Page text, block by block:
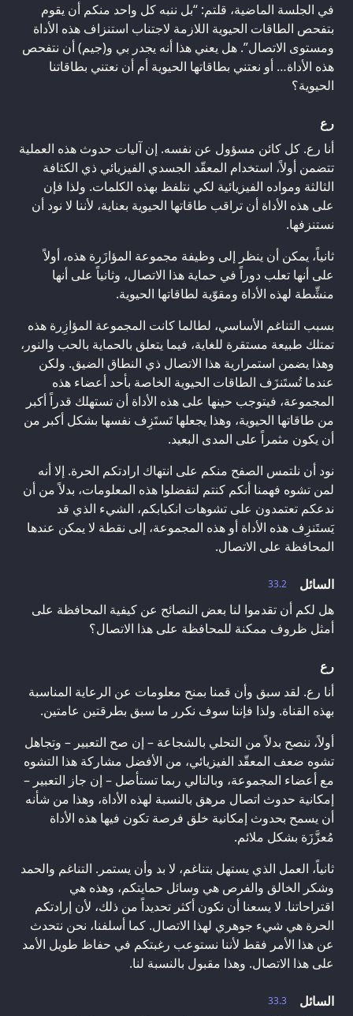
في الجلسة الماضية، قلتم: “بل ننبه كل واحد منكم أن يقوم
بتفحص الطاقات الحيوية اللازمة لاجتناب استنزاف هذه الأداة
ومستوى الاتصال”. هل يعني هذا أنه يجدر بي و(جيم) أن نتفحص
هذه الأداة… أو نعتني بطاقاتها الحيوية أم أن نعتني بطاقاتنا
الحيوية؟
رع
أنا رع. كل كائن مسؤول عن نفسه. إن آليات حدوث هذه العملية
تتضمن أولاً، استخدام المعقّد الجسدي الفيزيائي ذي الكثافة
الثالثة ومواده الفيزيائية لكي نتلفظ بهذه الكلمات. ولذا فإن
على هذه الأداة أن تراقب طاقاتها الحيوية بعناية، لأننا لا نود أن
نستنزفها.
ثانياً، يمكن أن ينظر إلى وظيفة مجموعة المؤازَرة هذه، أولاً
على أنها تعلب دوراً في حماية هذا الاتصال، وثانياً على أنها
منشِّطة لهذه الأداة ومقوّية لطاقاتها الحيوية.
بسبب التناغم الأساسي، لطالما كانت المجموعة المؤازِرة هذه
تمتلك طبيعة مستقرة للغاية، فيما يتعلق بالحماية بالحب والنور،
وهذا يضمن استمرارية هذا الاتصال ذي النطاق الضيق. ولكن
عندما تُستَنزَف الطاقات الحيوية الخاصة بأحد أعضاء هذه
المجموعة، فيتوجب حينها على هذه الأداة أن تستهلك قدراً أكبر
من طاقاتها الحيوية، وهذا يجعلها تَستَزِف نفسها بشكل أكبر من
أن يكون مثمراً على المدى البعيد.
نود أن نلتمس الصفح منكم على انتهاك ارادتكم الحرة. إلا أنه
لمن تشوه فهمنا أنكم كنتم لتفضلوا هذه المعلومات، بدلاً من أن
ندعكم تعتمدون على تشوهات انكبابكم، الشيء الذي قد
يَستَنزِف هذه الأداة أو هذه المجموعة، إلى نقطة لا يمكن عندها
المحافظة على الاتصال.
33.2
السائل
هل لكم أن تقدموا لنا بعض النصائح عن كيفية المحافظة على
أمثل ظروف ممكنة للمحافظة على هذا الاتصال؟
رع
أنا رع. لقد سبق وأن قمنا بمنح معلومات عن الرعاية المناسبة
بهذه القناة. ولذا فإننا سوف نكرر ما سبق بطرقتين عامتين.
أولاً، ننصح بدلاً من التحلي بالشجاعة – إن صح التعبير – وتجاهل
تشوه ضعف المعقّد الفيزيائي، من الأفضل مشاركة هذا التشوه
مع أعضاء المجموعة، وبالتالي ربما تستأصل – إن جاز التعبير –
إمكانية حدوث اتصال مرهق بالنسبة لهذه الأداة، وهذا من شأنه
أن يسمح بحدوث إمكانية خلق فرصة تكون فيها هذه الأداة
مُعزَّزَة بشكل ملائم.
ثانياً، العمل الذي يستهل بتناغم، لا بد وأن يستمر. التناغم والحمد
وشكر الخالق والفرص هي وسائل حمايتكم، وهذه هي
اقتراحاتنا. لا يسعنا أن نكون أكثر تحديداً من ذلك، لأن إرادتكم
الحرة هي شيء جوهري لهذا الاتصال. كما أسلفنا، نحن نتحدث
عن هذا الأمر فقط لأننا نستوعب رغبتكم في حفاظ طويل الأمد
على هذا الاتصال. وهذا مقبول بالنسبة لنا.
33.3
السائل